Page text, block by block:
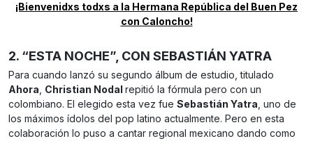
¡Bienvenidxs todxs a la Hermana República del Buen Pez
con Caloncho!
2. “ESTA NOCHE”, CON SEBASTIÁN YATRA
Para cuando lanzó su segundo álbum de estudio, titulado
Ahora Christian Nodal repitió la fórmula pero con un
colombiano. El elegido esta vez fue Sebastián Yatra , uno de
los máximos ídolos del pop latino actualmente. Pero en esta
colaboración lo puso a cantar regional mexicano dando como